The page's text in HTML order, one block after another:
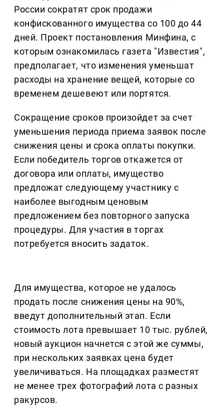
России сократят срок продажи
конфискованного имущества со 100 до 44
дней. Проект постановления Минфина, с
которым ознакомилась газета "Известия",
предполагает, что изменения уменьшат
расходы на хранение вещей, которые со
временем дешевеют или портятся.
Сокращение сроков произойдет за счет
уменьшения периода приема заявок после
снижения цены и срока оплаты покупки.
Если победитель торгов откажется от
договора или оплаты, имущество
предложат следующему участнику с
наиболее выгодным ценовым
предложением без повторного запуска
процедуры. Для участия в торгах
потребуется вносить задаток.
Для имущества, которое не удалось
продать после снижения цены на 90%,
введут дополнительный этап. Если
стоимость лота превышает 10 тыс. рублей,
новый аукцион начнется с этой же суммы,
при нескольких заявках цена будет
увеличиваться. На площадках разместят
не менее трех фотографий лота с разных
ракурсов.